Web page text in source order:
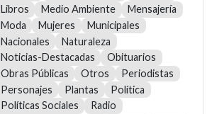
Libros
Medio Ambiente
Mensajería
Moda
Mujeres
Municipales
Nacionales
Naturaleza
Noticias-Destacadas
Obituarios
Obras Públicas
Otros
Periodistas
Personajes
Plantas
Política
Políticas Sociales
Radio